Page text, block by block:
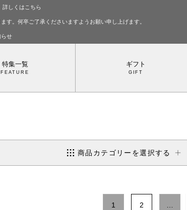
詳しくはこちら
す。何卒ご了承くださいますようお願い申し上げます。
らせ
特集一覧 ギフト
商品カテゴリーを選択する
1 2 …